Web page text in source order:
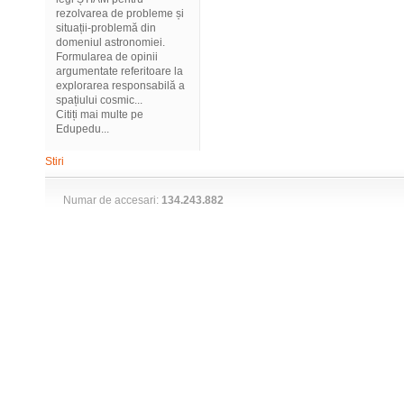
rezolvarea de probleme și
situații-problemă din
domeniul astronomiei.
Formularea de opinii
argumentate referitoare la
explorarea responsabilă a
spațiului cosmic...
Citiți mai multe pe
Edupedu...
Stiri
Numar de accesari: 134.243.882